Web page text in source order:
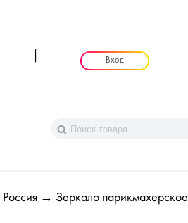
Вход
→ Зеркало парикмахерское